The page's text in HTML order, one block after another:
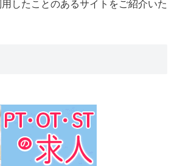
したことのあるサイトをご紹介いた